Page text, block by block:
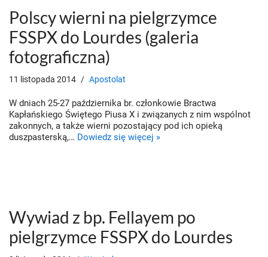
Polscy wierni na pielgrzymce
FSSPX do Lourdes (galeria
fotograficzna)
11 listopada 2014 Apostolat
W dniach 25-27 października br. członkowie Bractwa
Kapłańskiego Świętego Piusa X i związanych z nim wspólnot
zakonnych, a także wierni pozostający pod ich opieką
duszpasterską,… Dowiedz się więcej »
Wywiad z bp. Fellayem po
pielgrzymce FSSPX do Lourdes